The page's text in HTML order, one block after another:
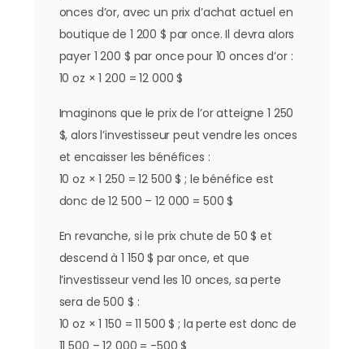
onces d’or, avec un prix d’achat actuel en
boutique de 1 200 $ par once. Il devra alors
payer 1 200 $ par once pour 10 onces d’or :
10 oz × 1 200 = 12 000 $
Imaginons que le prix de l’or atteigne 1 250
$, alors l’investisseur peut vendre les onces
et encaisser les bénéfices :
10 oz × 1 250 = 12 500 $ ; le bénéfice est
donc de 12 500 – 12 000 = 500 $
En revanche, si le prix chute de 50 $ et
descend à 1 150 $ par once, et que
l’investisseur vend les 10 onces, sa perte
sera de 500 $ :
10 oz × 1 150 = 11 500 $ ; la perte est donc de